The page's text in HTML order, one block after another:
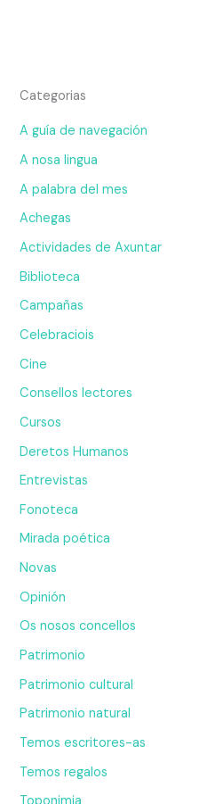
Categorias
A guía de navegación
A nosa lingua
A palabra del mes
Achegas
Actividades de Axuntar
Biblioteca
Campañas
Celebraciois
Cine
Consellos lectores
Cursos
Deretos Humanos
Entrevistas
Fonoteca
Mirada poética
Novas
Opinión
Os nosos concellos
Patrimonio
Patrimonio cultural
Patrimonio natural
Temos escritores-as
Temos regalos